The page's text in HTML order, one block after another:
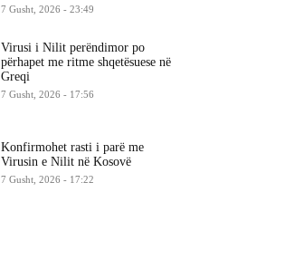
7 Gusht, 2026 - 23:49
Virusi i Nilit perëndimor po
përhapet me ritme shqetësuese në
Greqi
7 Gusht, 2026 - 17:56
Konfirmohet rasti i parë me
Virusin e Nilit në Kosovë
7 Gusht, 2026 - 17:22